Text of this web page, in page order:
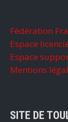
Fédération
Espace
Espace
Mentions
SITE DE